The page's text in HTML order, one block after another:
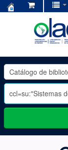
OLADE
-